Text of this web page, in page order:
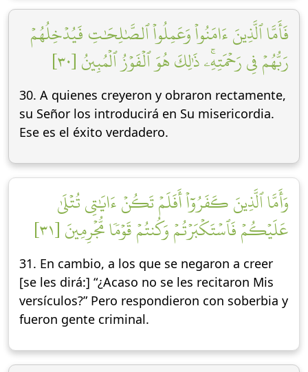
فَأَمَّا ٱلَّذِينَ ءَامَنُواْ وَعَمِلُواْ ٱلصَّٰلِحَٰتِ فَيُدۡخِلُهُمۡ
رَبُّهُمۡ فِي رَحۡمَتِهِۦۚ ذَٰلِكَ هُوَ ٱلۡفَوۡزُ ٱلۡمُبِينُ [٣٠]
30. A quienes creyeron y obraron rectamente,
su Señor los introducirá en Su misericordia.
Ese es el éxito verdadero.
وَأَمَّا ٱلَّذِينَ كَفَرُوٓاْ أَفَلَمۡ تَكُنۡ ءَايَٰتِي تُتۡلَىٰ
عَلَيۡكُمۡ فَٱسۡتَكۡبَرۡتُمۡ وَكُنتُمۡ قَوۡمٗا مُّجۡرِمِينَ [٣١]
31. En cambio, a los que se negaron a creer
[se les dirá:] “¿Acaso no se les recitaron Mis
versículos?” Pero respondieron con soberbia y
fueron gente criminal.